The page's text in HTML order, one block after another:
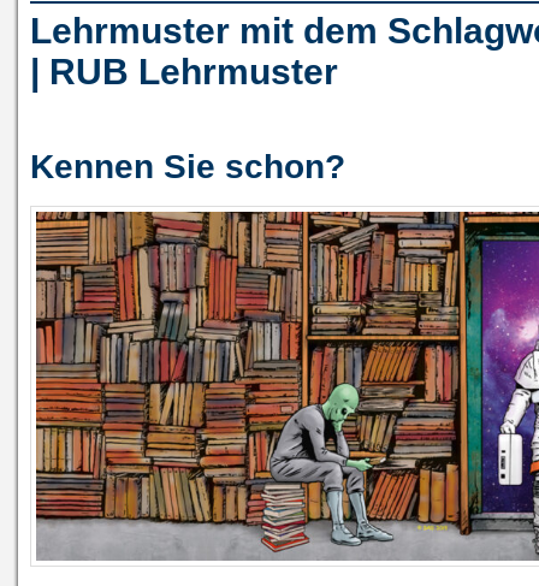
Lehrmuster mit dem
| RUB Lehrmuster
Kennen Sie schon?